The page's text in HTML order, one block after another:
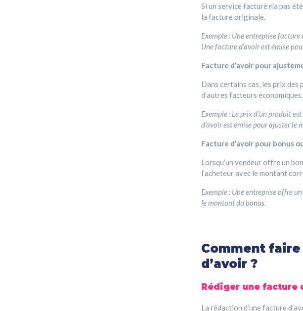
Si un service facturé n’a pas
la facture originale.
Exemple : Une entreprise
Une facture d’avoir est émise
Facture d’avoir pour
Dans certains cas, les prix
d’autres facteurs
Exemple : Le prix d’un produit
d’avoir est émise pour ajuster le
Facture d’avoir pour bonus
Lorsqu’un vendeur offre un
l’acheteur avec le montant
Exemple : Une entreprise offre
le montant du bonus.
Comment
d’avoir ?
Rédiger une facture
La rédaction d’une facture